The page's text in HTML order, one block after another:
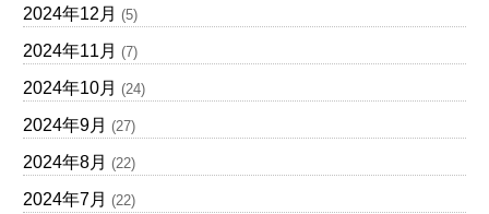
2024年12月 (5)
2024年11月 (7)
2024年10月 (24)
2024年9月 (27)
2024年8月 (22)
2024年7月 (22)